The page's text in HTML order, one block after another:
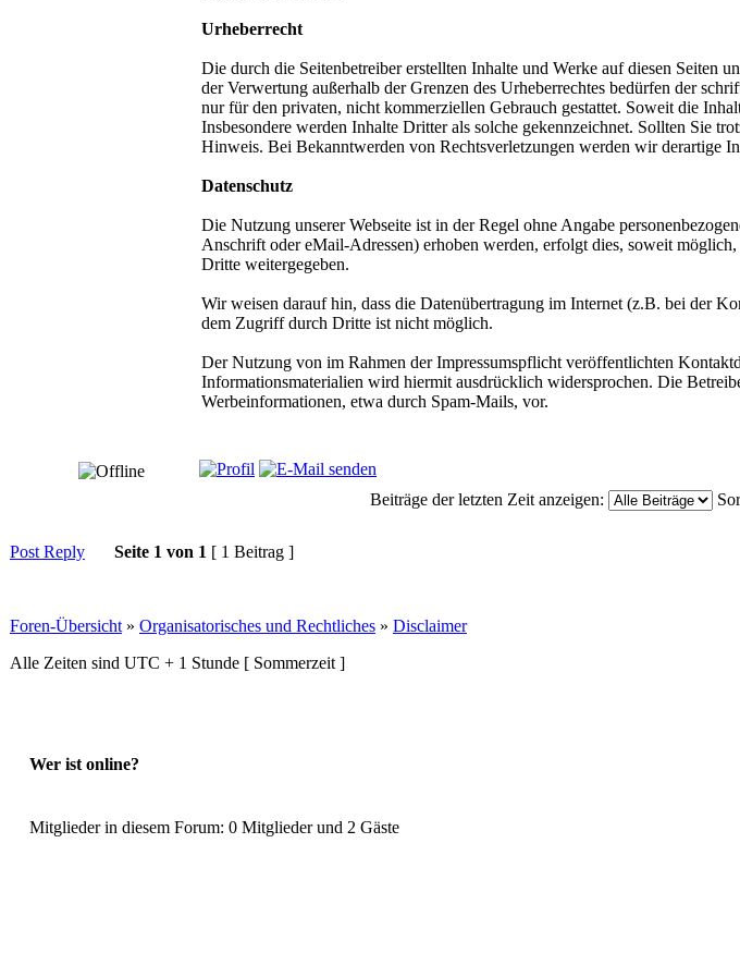
Urheberrecht
Die durch die Seitenbetreiber erstellten Inhalte und Werke auf diesen Seiten
der Verwertung außerhalb der Grenzen des Urheberrechtes bedürfen der
nur für den privaten, nicht kommerziellen Gebrauch gestattet. Soweit die
Insbesondere werden Inhalte Dritter als solche gekennzeichnet. Sollten Sie
Hinweis. Bei Bekanntwerden von Rechtsverletzungen werden wir derartige
Datenschutz
Die Nutzung unserer Webseite ist in der Regel ohne Angabe
Anschrift oder eMail-Adressen) erhoben werden, erfolgt dies, soweit
Dritte weitergegeben.
Wir weisen darauf hin, dass die Datenübertragung im Internet (z.B. bei der
dem Zugriff durch Dritte ist nicht möglich.
Der Nutzung von im Rahmen der Impressumspflicht veröffentlichten
Informationsmaterialien wird hiermit ausdrücklich widersprochen. Die
Werbeinformationen, etwa durch Spam-Mails, vor.
Beiträge der letzten Zeit anzeigen:
Post Reply Seite 1 von 1 [ 1 Beitrag ]
Foren-Übersicht » Organisatorisches und Rechtliches » Disclaimer
Alle Zeiten sind UTC + 1 Stunde [ Sommerzeit ]
Wer ist online?
Mitglieder in diesem Forum: 0 Mitglieder und 2 Gäste